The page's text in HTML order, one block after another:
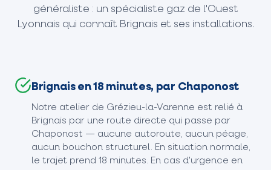
généraliste : un spécialiste gaz de l'Ouest
Lyonnais qui connaît Brignais et ses installations.
Brignais en 18 minutes, par Chaponost
Notre atelier de Grézieu-la-Varenne est relié à
Brignais par une route directe qui passe par
Chaponost — aucune autoroute, aucun péage,
aucun bouchon structurel. En situation normale,
le trajet prend 18 minutes. En cas d'urgence en